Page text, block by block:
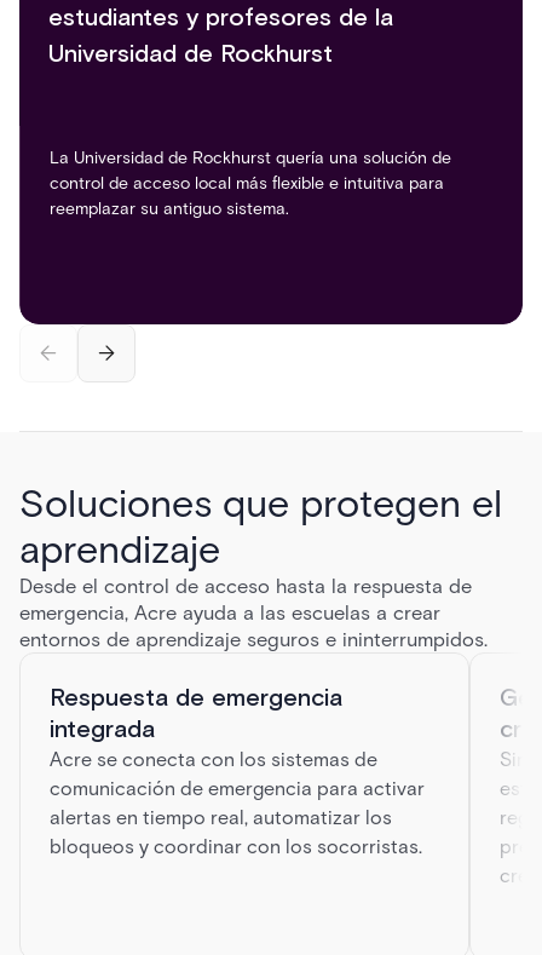
estudiantes y profesores de la
Universidad de Rockhurst
La Universidad de Rockhurst quería una solución de
control de acceso local más flexible e intuitiva para
reemplazar su antiguo sistema.
seguro a través de una asociación con
la seguridad de Acre
por el campus eran inadecuadas para las crecientes
necesidades de la universidad. Nuestro campus, en
constante evolución, requería una solución centralizada
Steven Freund
Director del Departamento de Seguridad de la UCF
Soluciones que protegen el
aprendizaje
Desde el control de acceso hasta la respuesta de
emergencia, Acre ayuda a las escuelas a crear
entornos de aprendizaje seguros e ininterrumpidos.
Respuesta de emergencia
integrada
Acre se conecta con los sistemas de
comunicación de emergencia para activar
alertas en tiempo real, automatizar los
bloqueos y coordinar con los socorristas.